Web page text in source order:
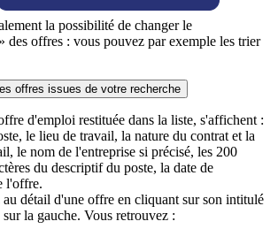
la possibilité de changer le
des offres : vous pouvez par exemple les trier
offres issues de votre recherche
d'emploi restituée dans la liste, s'affichent :
le lieu de travail, la nature du contrat et la
le nom de l'entreprise si précisé, les 200
du descriptif du poste, la date de
l'offre.
au détail d'une offre en cliquant sur son intitulé
la gauche. Vous retrouvez :